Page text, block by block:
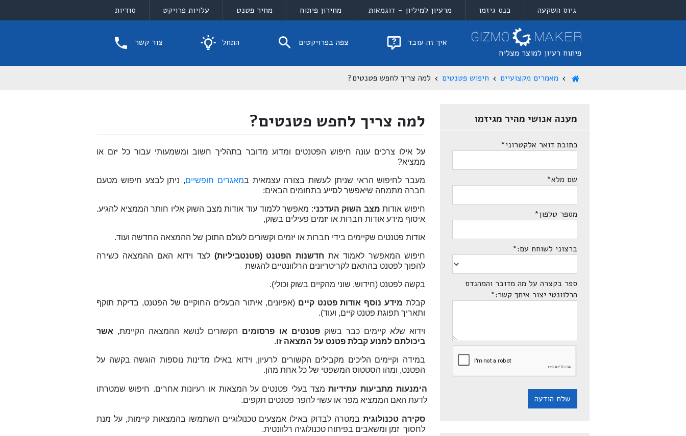
גיוס השקעה כנס גיזמו מרעיון למיליון - דוגמאות מחירון פיתוח מחיר פטנט עלויות פרויקט סודיות
פיתוח רעיון למוצר מצליח
איך זה עובד צפה בפרויקטים התחל צור קשר
מאמרים מקצועיים חיפוש פטנטים למה צריך לחפש פטנטים?
למה צריך לחפש פטנטים?
על אילו צרכים עונה חיפוש הפטנטים ומדוע מדובר בתהליך חשוב ומשמעותי עבור כל יזם או
ממציא?
מעבר לחיפוש הראי שניתן לעשות בצורה עצמאית במאגרים חופשיים, ניתן לבצע חיפוש מטעם
חברה מתמחה שיאפשר לסייע בתחומים הבאים:
חיפוש אודות מצב השוק העדכני: מאפשר ללמוד עוד אודות מצב השוק אליו חותר הממציא להגיע.
איסוף מידע אודות חברות או יזמים פעילים בשוק,
אודות פטנטים שקיימים בידי חברות או יזמים וקשורים לעולם התוכן של ההמצאה החדשה ועוד.
חיפוש המאפשר לאמוד את חדשנות הפטנט (פטנטביליות)לצד וידוא האם ההמצאה כשירה
להפוך לפטנט בהתאם לקריטריונים הרלוונטיים להגשת
בקשה לפטנט (חידוש, שוני מהקיים בשוק וכולי).
קבלת מידע נוסף אודות פטנט קיים(אפיונים, איתור הבעלים החוקיים של הפטנט, בדיקת תוקף
ותאריך תפוגת פטנט קיים, ועוד).
וידוא שלא קיימים כבר בשוקפטנטים או פרסומים הקשורים לנושא ההמצאה הקיימת, אשר
ביכולתם למנוע קבלת פטנט על המצאה זו.
במידה וקיימים הליכים מקבילים הקשורים לרעיון, וידוא באילו מדינות נוספות הוגשה בקשה על
הפטנט, ומהו הסטטוס המשפטי של כל אחת מהן.
הימנעות מתביעות עתידיותמצד בעלי פטנטים על המצאות או רעיונות אחרים. חיפוש שמטרתו
לדעת האם הממציא מפר או עשוי להפר פטנטים תקפים.
סקירה טכנולוגיתבמטרה לבדוק באילו אמצעים טכנולוגיים השתמשו בהמצאות קיימות, על מנת
לחסוך זמן ומשאבים בפיתוח טכנולוגיה רלוונטית.
מענה אנושי מהיר מגיזמו
כתובת דואר אלקטרוני*
שם מלא*
מספר טלפון*
ברצוני לשוחח עם:*
ספר בקצרה על מה מדובר והמהנדס
הרלוונטי יצור איתך קשר:*
שלח הודעה